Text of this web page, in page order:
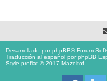
Desarrollado porphpBB® Forum
Traducción al español porphpBB
Style proflat © 2017 Mazeltof